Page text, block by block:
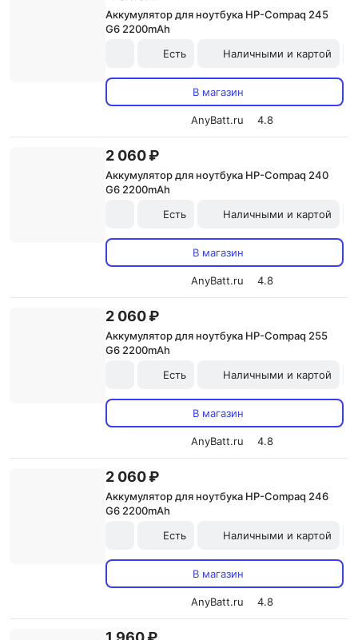
Аккумулятор для ноутбука HP-Compaq 245
G6 2200mAh
Есть
Наличными и картой
В магазин
AnyBatt.ru 4.8
2 060 ₽
Аккумулятор для ноутбука HP-Compaq 240
G6 2200mAh
Есть
Наличными и картой
В магазин
AnyBatt.ru 4.8
2 060 ₽
Аккумулятор для ноутбука HP-Compaq 255
G6 2200mAh
Есть
Наличными и картой
В магазин
AnyBatt.ru 4.8
2 060 ₽
Аккумулятор для ноутбука HP-Compaq 246
G6 2200mAh
Есть
Наличными и картой
В магазин
AnyBatt.ru 4.8